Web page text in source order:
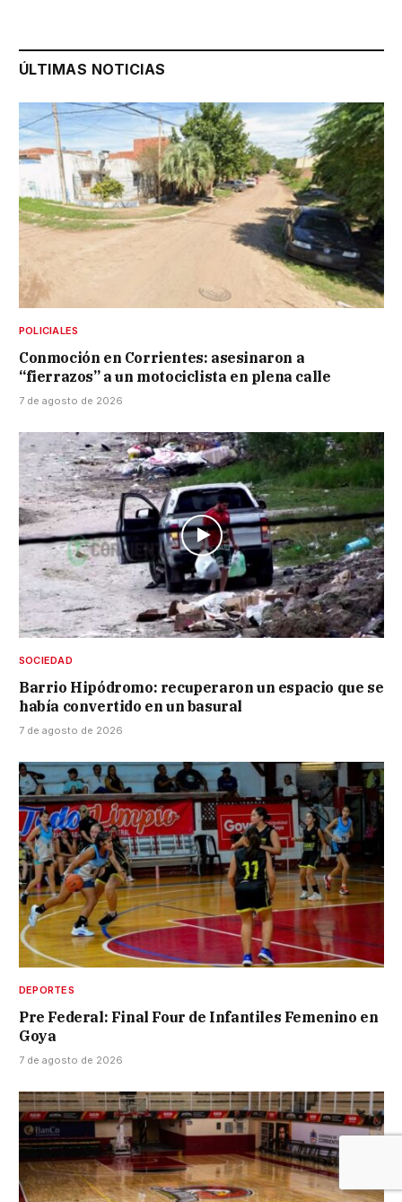
ÚLTIMAS NOTICIAS
POLICIALES
Conmoción en Corrientes: asesinaron a
“fierrazos” a un motociclista en plena calle
7 de agosto de 2026
SOCIEDAD
Barrio Hipódromo: recuperaron un espacio que se
había convertido en un basural
7 de agosto de 2026
DEPORTES
Pre Federal: Final Four de Infantiles Femenino en
Goya
7 de agosto de 2026